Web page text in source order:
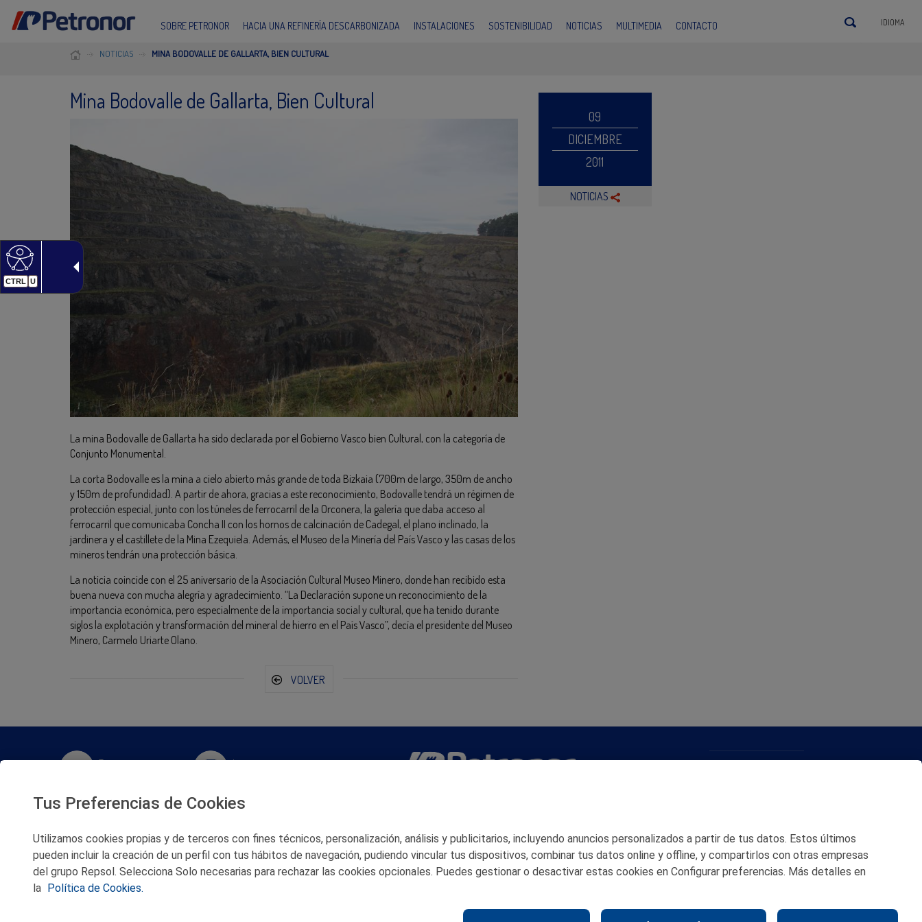
CTRL U
SOBRE PETRONOR HACIA UNA REFINERÍA DESCARBONIZADA INSTALACIONES SOSTENIBILIDAD NOTICIAS MULTIMEDIA CONTACTO IDIOMA
NOTICIAS MINA BODOVALLE DE GALLARTA, BIEN CULTURAL
Mina Bodovalle de Gallarta, Bien Cultural
La mina Bodovalle de Gallarta ha sido declarada por el Gobierno Vasco bien Cultural, con la categoría de
Conjunto Monumental.
La corta Bodovalle es la mina a cielo abierto más grande de toda Bizkaia (700m de largo, 350m de ancho
y 150m de profundidad). A partir de ahora, gracias a este reconocimiento, Bodovalle tendrá un régimen de
protección especial, junto con los túneles de ferrocarril de la Orconera, la galería que daba acceso al
ferrocarril que comunicaba Concha II con los hornos de calcinación de Cadegal, el plano inclinado, la
jardinera y el castillete de la Mina Ezequiela. Además, el Museo de la Minería del País Vasco y las casas de los
mineros tendrán una protección básica.
La noticia coincide con el 25 aniversario de la Asociación Cultural Museo Minero, donde han recibido esta
buena nueva con mucha alegría y agradecimiento. “La Declaración supone un reconocimiento de la
importancia económica, pero especialmente de la importancia social y cultural, que ha tenido durante
siglos la explotación y transformación del mineral de hierro en el País Vasco”, decía el presidente del Museo
Minero, Carmelo Uriarte Olano.
VOLVER
09
DICIEMBRE
2011
NOTICIAS
Twitter
Facebook
Youtube
Flickr
Instagram
Slideshare
Soundcloud © 2026 Petronor S.A.
POLITICA DE COOKIES
Tus Preferencias de Cookies
Utilizamos cookies propias y de terceros con fines técnicos, personalización, análisis y publicitarios, incluyendo anuncios personalizados a partir de tus datos. Estos últimos
pueden incluir la creación de un perfil con tus hábitos de navegación, pudiendo vincular tus dispositivos, combinar tus datos online y offline, y compartirlos con otras empresas
del grupo Repsol. Selecciona Solo necesarias para rechazar las cookies opcionales. Puedes gestionar o desactivar estas cookies en Configurar preferencias. Más detalles en
la Política de Cookies.